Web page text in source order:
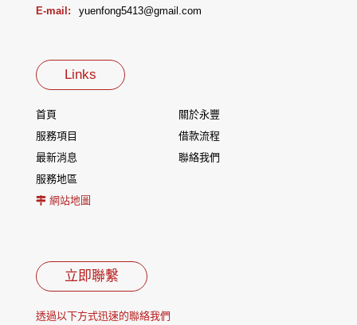
E-mail:
yuenfong5413@gmail.com
Links
首頁
關於永豐
服務項目
借款流程
最新消息
聯絡我們
服務地區
網站地圖
立即聯繫
透過以下方式迅速的聯絡我們